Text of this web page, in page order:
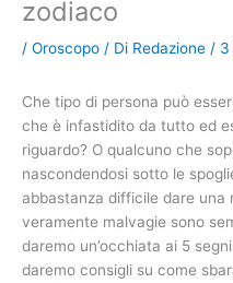
zodiaco
/ Oroscopo / Di Redazione / 3
Che tipo di persona può
che è infastidito da tutto ed
riguardo? O qualcuno che
nascondendosi sotto le
abbastanza difficile dare una
veramente malvagie sono
daremo un’occhiata ai 5
daremo consigli su come